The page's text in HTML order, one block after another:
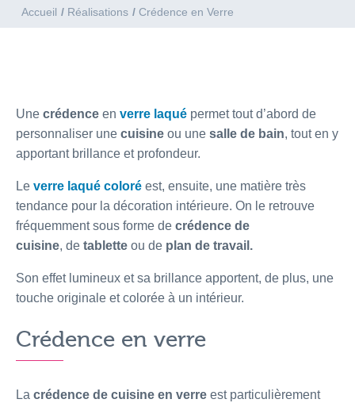
Accueil / Réalisations / Crédence en Verre
Une crédence en verre laqué permet tout d’abord de
personnaliser une cuisine ou une salle de bain, tout en y
apportant brillance et profondeur.
Le verre laqué coloré est, ensuite, une matière très
tendance pour la décoration intérieure. On le retrouve
fréquemment sous forme de crédence de
cuisine, de tablette ou de plan de travail.
Son effet lumineux et sa brillance apportent, de plus, une
touche originale et colorée à un intérieur.
Crédence en verre
La crédence de cuisine en verre est particulièrement